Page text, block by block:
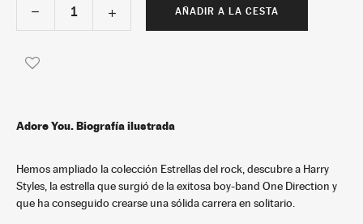
AÑADIR A LA CESTA
Adore You. Biografía ilustrada
Hemos ampliado la colección Estrellas del rock, descubre a Harry
Styles, la estrella que surgió de la exitosa boy-band One Direction y
que ha conseguido crearse una sólida carrera en solitario.